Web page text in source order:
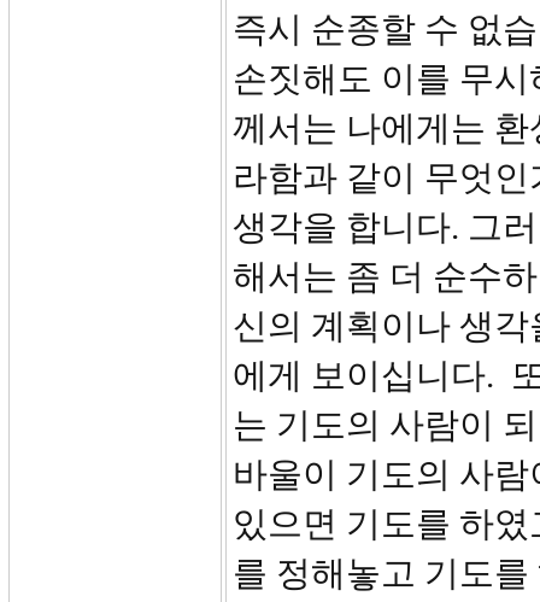
즉시 순종할 수 없
손짓해도 이를 무
께서는 나에게는
라함과 같이 무엇
생각을 합니다. 그
해서는 좀 더 순수
신의 계획이나 생
에게 보이십니다.
는 기도의 사람이
바울이 기도의 사
있으면 기도를 하
를 정해놓고 기도